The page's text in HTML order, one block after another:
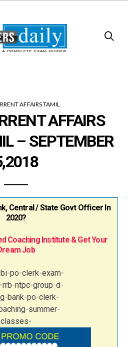
AFFAIRS TAMIL
AFFAIRS
– SEPTEMBER
Central / State Govt Officer In
2020?
Coaching Institute & Get Your
Job